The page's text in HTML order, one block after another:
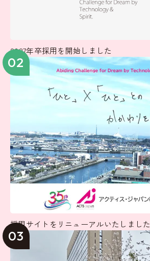
2027年卒採用を開始しました
02
採用サイトをリニューアルいたしました
03